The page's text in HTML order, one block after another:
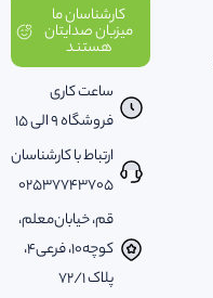
کارشناسان ما
میزبان صدایتان
هستند
ساعت کاری
فروشگاه 9 الی 15
ارتباط با کارشناسان
02537743705
قم، خیابان‌معلم،
کوچه‌10، فرعی‌4،
پلاک ‌72/1